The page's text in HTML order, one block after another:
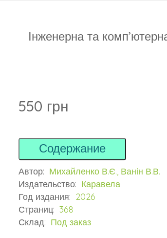
Інженерна та
550 грн
Содержание
Автор: Михайленко В.Є., Ванін В.В.
Издательство: Каравела
Год издания: 2026
Страниц: 368
Склад: Под заказ